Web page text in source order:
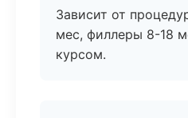
Зависит от
мес, филлеры 8-18
курсом.